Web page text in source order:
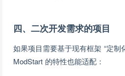
四、二次开发需求的项目
如果项目需要基于现有框架 “定制
ModStart 的特性也能适配：